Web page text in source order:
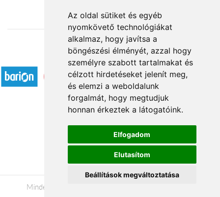
Az oldal sütiket és egyéb
nyomkövető technológiákat
alkalmaz, hogy javítsa a
böngészési élményét, azzal hogy
személyre szabott tartalmakat és
célzott hirdetéseket jelenít meg,
és elemzi a weboldalunk
forgalmát, hogy megtudjuk
honnan érkeztek a látogatóink.
Elfogadom
Elutasítom
Beállítások megváltoztatása
Elfogadott fizetési módok
Á.SZ.F.
Impresszum
Adatkezelési tájékoztató
Minden jog fenntartva © 2026 |